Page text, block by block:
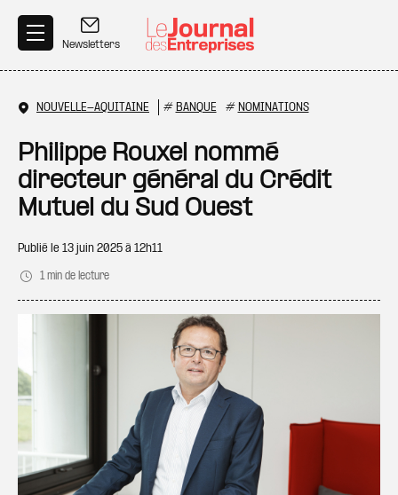
Newsletters
NOUVELLE-AQUITAINE # BANQUE # NOMINATIONS
Philippe Rouxel nommé
directeur général du Crédit
Mutuel du Sud Ouest
Publié le 13 juin 2025 à 12h11
1 min de lecture